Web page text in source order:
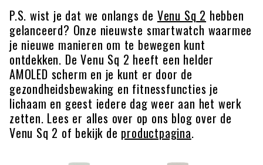
P.S. wist je dat we onlangs de Venu Sq 2 hebben
gelanceerd? Onze nieuwste smartwatch waarmee
je nieuwe manieren om te bewegen kunt
ontdekken. De Venu Sq 2 heeft een helder
AMOLED scherm en je kunt er door de
gezondheidsbewaking en fitnessfuncties je
lichaam en geest iedere dag weer aan het werk
zetten. Lees er alles over op ons blog over de
Venu Sq 2 of bekijk de productpagina.